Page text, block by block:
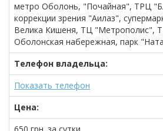
метро Оболонь, "Почайная", ТРЦ
коррекции зрения "Аилаз",
Велика Кишеня, ТЦ "Метрополис",
Оболонская набережная, парк
Телефон владельца:
Показать телефон
Цена: